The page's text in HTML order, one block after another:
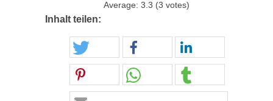
Average: 3.3 (3 votes)
Inhalt teilen: